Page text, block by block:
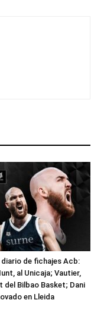
de fichajes Acb:
al Unicaja; Vautier,
del Bilbao Basket; Dani
en Lleida